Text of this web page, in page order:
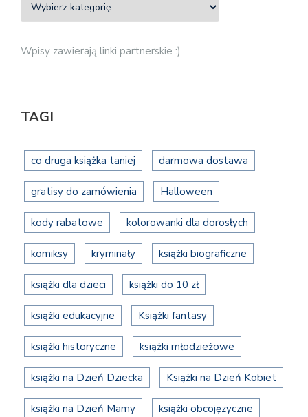
Wpisy zawierają linki partnerskie :)
TAGI
co druga książka taniej darmowa dostawa
gratisy do zamówienia Halloween
kody rabatowe kolorowanki dla dorosłych
komiksy kryminały książki biograficzne
książki dla dzieci książki do 10 zł
książki edukacyjne Książki fantasy
książki historyczne książki młodzieżowe
książki na Dzień Dziecka Książki na Dzień Kobiet
książki na Dzień Mamy książki obcojęzyczne